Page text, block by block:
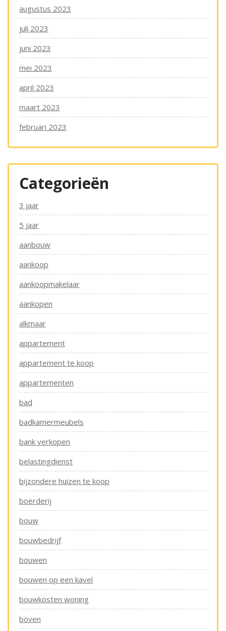
augustus 2023
juli 2023
juni 2023
mei 2023
april 2023
maart 2023
februari 2023
Categorieën
3 jaar
5 jaar
aanbouw
aankoop
aankoopmakelaar
aankopen
alkmaar
appartement
appartement te koop
appartementen
bad
badkamermeubels
bank verkopen
belastingdienst
bijzondere huizen te koop
boerderij
bouw
bouwbedrijf
bouwen
bouwen op een kavel
bouwkosten woning
boven